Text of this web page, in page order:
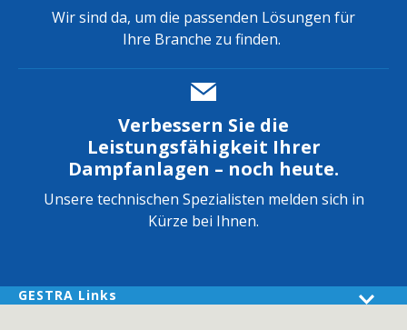
Wir sind da, um die passenden Lösungen für
Ihre Branche zu finden.
Verbessern Sie die
Leistungsfähigkeit Ihrer
Dampfanlagen – noch heute.
Unsere technischen Spezialisten melden sich in
Kürze bei Ihnen.
GESTRA Links